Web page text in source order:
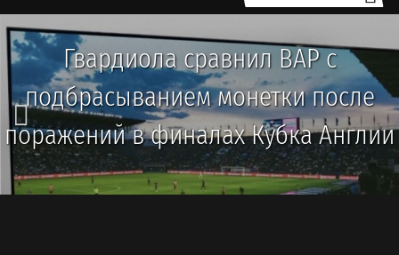
Гвардиола сравнил ВАР с
подбрасыванием монетки после
поражений в финалах Кубка Англии